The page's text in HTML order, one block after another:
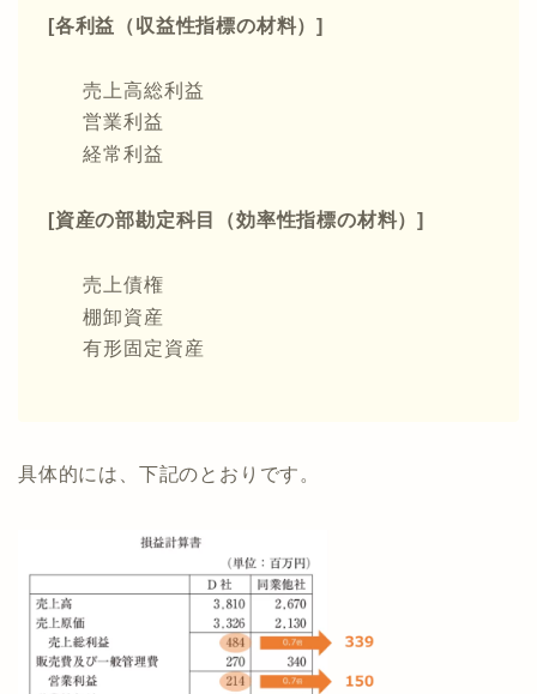
[各利益（収益性指標の材料）]
売上高総利益
営業利益
経常利益
[資産の部勘定科目（効率性指標の材料）]
売上債権
棚卸資産
有形固定資産
具体的には、下記のとおりです。